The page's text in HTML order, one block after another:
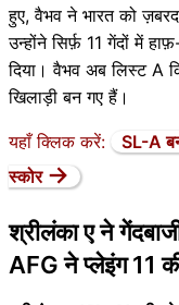
हुए, वैभव ने भारत को
उन्होंने सिर्फ़ 11 गेंदों में
दिया। वैभव अब लिस्ट A
खिलाड़ी बन गए हैं।
यहाँ क्लिक करें:
SL-A
स्कोर →
श्रीलंका ए ने
AFG ने प्लेइंग 11